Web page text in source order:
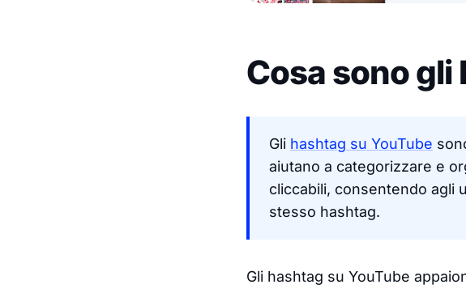
Cosa sono gli
Gli hashtag su YouTube
aiutano a categorizzare e
cliccabili, consentendo agli
stesso hashtag.
Gli hashtag su YouTube